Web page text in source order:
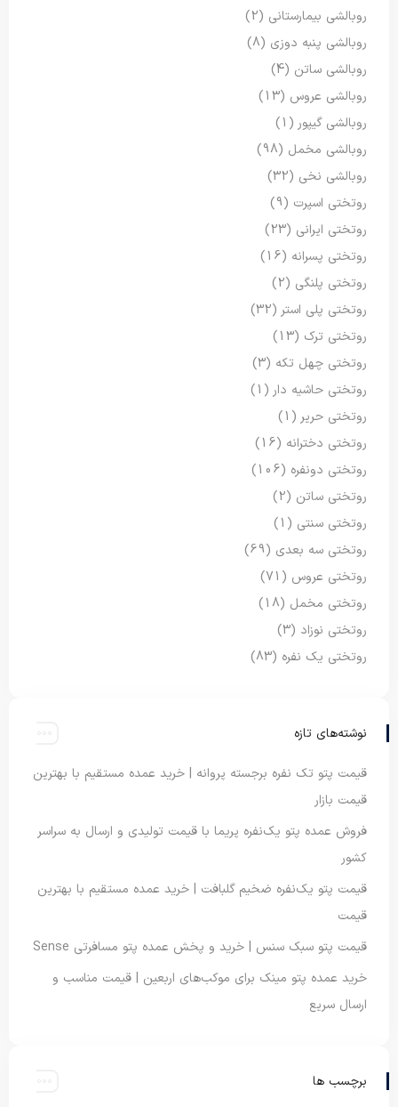
روبالشی بیمارستانی (2)
روبالشی پنبه دوزی (8)
روبالشی ساتن (4)
روبالشی عروس (13)
روبالشی گیپور (1)
روبالشی مخمل (98)
روبالشی نخی (32)
روتختی اسپرت (9)
روتختی ایرانی (23)
روتختی پسرانه (16)
روتختی پلنگی (2)
روتختی پلی استر (32)
روتختی ترک (13)
روتختی چهل تکه (3)
روتختی حاشیه دار (1)
روتختی حریر (1)
روتختی دخترانه (16)
روتختی دونفره (106)
روتختی ساتن (2)
روتختی سنتی (1)
روتختی سه بعدی (69)
روتختی عروس (71)
روتختی مخمل (18)
روتختی نوزاد (3)
روتختی یک نفره (83)
نوشته‌های تازه
قیمت پتو تک نفره برجسته پروانه | خرید عمده مستقیم با بهترین
قیمت بازار
فروش عمده پتو یک‌نفره پریما با قیمت تولیدی و ارسال به سراسر
کشور
قیمت پتو یک‌نفره ضخیم گلبافت | خرید عمده مستقیم با بهترین
قیمت
قیمت پتو سبک سنس | خرید و پخش عمده پتو مسافرتی Sense
خرید عمده پتو مینک برای موکب‌های اربعین | قیمت مناسب و
ارسال سریع
برچسب ها